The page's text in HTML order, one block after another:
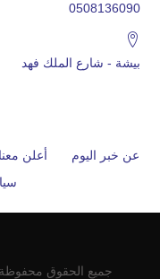
0508136090
بيشة - شارع الملك فهد
عن خبر اليوم أعلن معنا
جميع الحقوق محفوظة ©